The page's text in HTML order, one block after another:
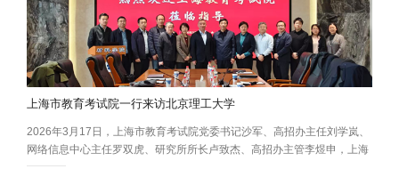
上海市教育考试院一行来访北京理工大学
2026年3月17日，上海市教育考试院党委书记沙军、高招办主任刘学岚、
网络信息中心主任罗双虎、研究所所长卢致杰、高招办主管李煜申，上海
科技大学招生办公室主任韩飞，上海市松江区教育考试中心主任顾鸣一行